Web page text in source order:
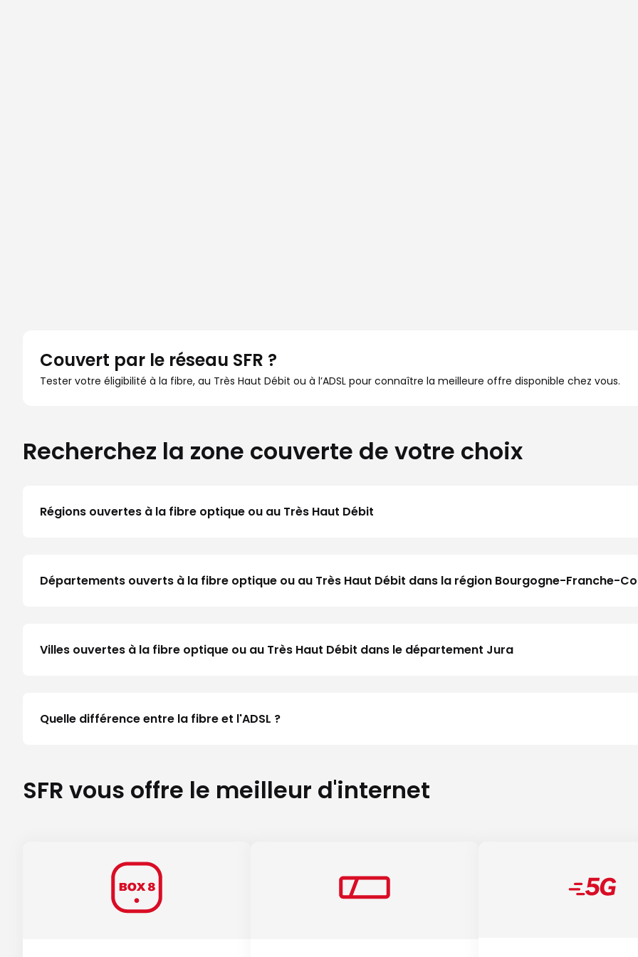
Couvert par le réseau SFR ?
Tester votre éligibilité à la fibre, au Très Haut Débit ou à l’ADSL pour connaître la meilleure offre disponible chez vous.
Recherchez la zone couverte de votre choix
Régions ouvertes à la fibre optique ou au Très Haut Débit
Départements ouverts à la fibre optique ou au Très Haut Débit dans la région Bourgogne-Franche-
Villes ouvertes à la fibre optique ou au Très Haut Débit dans le département Jura
Quelle différence entre la fibre et l'ADSL ?
SFR vous offre le meilleur d'internet